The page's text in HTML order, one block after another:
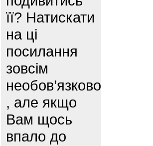
її? Натискати
на ці
посилання
зовсім
необов’язково
, але якщо
Вам щось
впало до